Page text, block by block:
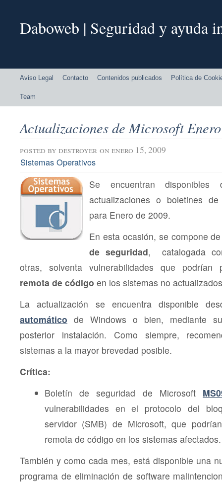
Daboweb | Seguridad y ayuda
Aviso Legal Contacto Contenidos publicados Política de
Team
Actualizaciones de Microsoft
posted by destroyer on enero 15, 2009
Sistemas Operativos
Se encuentran disponibles
actualizaciones o boletines
para Enero de 2009.
En esta ocasión, se compone
de seguridad, catalogada
otras, solventa vulnerabilidades que
remota de código en los sistemas no
La actualización se encuentra disponible
automático de Windows o bien, mediante
posterior instalación. Como siempre,
sistemas a la mayor brevedad posible.
Crítica:
Boletín de seguridad de Microsoft
vulnerabilidades en el protocolo del
servidor (SMB) de Microsoft, que
remota de código en los sistemas
También y como cada mes, está disponible una
programa de eliminación de software